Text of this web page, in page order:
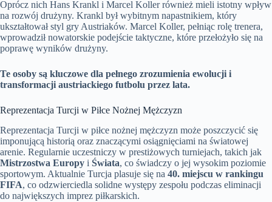
Oprócz nich Hans Krankl i Marcel Koller również mieli istotny wpływ
na rozwój drużyny. Krankl był wybitnym napastnikiem, który
ukształtował styl gry Austriaków. Marcel Koller, pełniąc rolę trenera,
wprowadził nowatorskie podejście taktyczne, które przełożyło się na
poprawę wyników drużyny.
Te osoby są kluczowe dla pełnego zrozumienia ewolucji i
transformacji austriackiego futbolu przez lata.
Reprezentacja Turcji w Piłce Nożnej Mężczyzn
Reprezentacja Turcji w piłce nożnej mężczyzn może poszczycić się
imponującą historią oraz znaczącymi osiągnięciami na światowej
arenie. Regularnie uczestniczy w prestiżowych turniejach, takich jak
Mistrzostwa Europy i Świata, co świadczy o jej wysokim poziomie
sportowym. Aktualnie Turcja plasuje się na 40. miejscu w rankingu
FIFA, co odzwierciedla solidne występy zespołu podczas eliminacji
do największych imprez piłkarskich.